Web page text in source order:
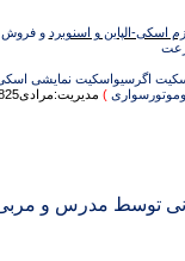
الپاین و اسنوبرد و فروش
نمایشی اسکی
) مدیریت:مرادی09121507825
توسط مدرس و